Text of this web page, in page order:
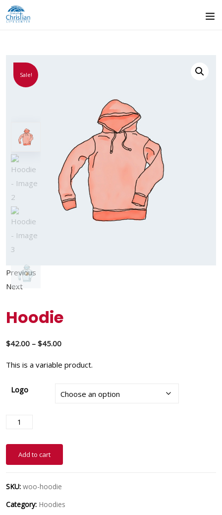
Sale!
Previous
Next
Hoodie
$42.00 – $45.00
This is a variable product.
Logo
Add to cart
SKU: woo-hoodie
Category: Hoodies